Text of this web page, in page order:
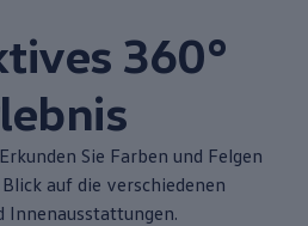
360°
Sie Farben und Felgen
auf die verschiedenen
Innenausstattungen.